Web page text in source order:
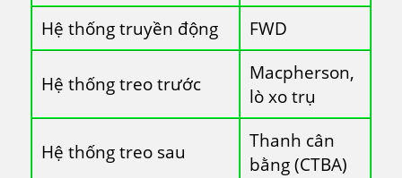
Hệ thống truyền động
FWD
Hệ thống treo trước
Macpherson,
lò xo trụ
Hệ thống treo sau
Thanh cân
bằng (CTBA)